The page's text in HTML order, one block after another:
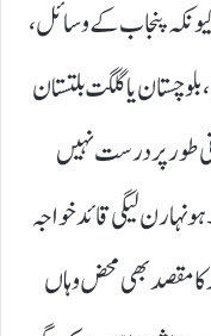
پنجاب کے وسائل،
بلوچستان یا گلگت بلتستان
طور پر درست نہیں
ن لیگی قائد خواجہ
کا مقصد بھی محض وہاں